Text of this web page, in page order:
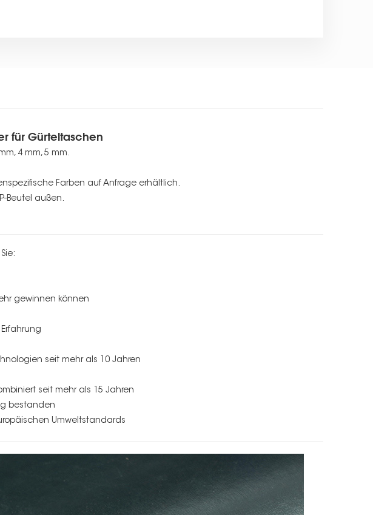
für Gürteltaschen
4 mm, 5 mm.
Farben auf Anfrage erhältlich.
Beutel außen.
gewinnen können
seit mehr als 10 Jahren
seit mehr als 15 Jahren
bestanden
Umweltstandards